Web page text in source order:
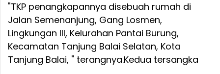
"TKP penangkapannya disebuah rumah di
Jalan Semenanjung, Gang Losmen,
Lingkungan III, Kelurahan Pantai Burung,
Kecamatan Tanjung Balai Selatan, Kota
Tanjung Balai, " terangnya.Kedua tersangka